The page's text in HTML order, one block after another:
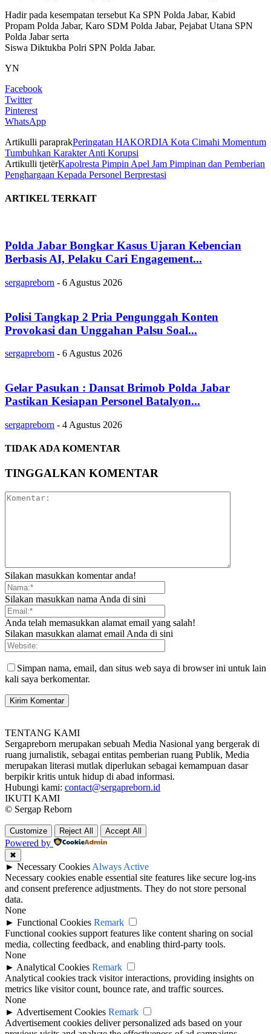
Hadir pada kesempatan tersebut Ka SPN Polda Jabar, Kabid
Propam Polda Jabar, Karo SDM Polda Jabar, Pejabat Utana SPN
Polda Jabar serta
Siswa Diktukba Polri SPN Polda Jabar.
YN
Facebook
Twitter
Pinterest
WhatsApp
Artikulli paraprakPeringatan HAKORDIA Kota Cimahi Momentum
Tumbuhkan Karakter Anti Korupsi
Artikulli tjetërKapolresta Pimpin Apel Jam Pimpinan dan Pemberian
Penghargaan Kepada Personel Berprestasi
ARTIKEL TERKAIT
Polda Jabar Bongkar Kasus Ujaran Kebencian
Berbasis AI, Pelaku Cari Engagement...
sergapreborn - 6 Agustus 2026
Polisi Tangkap 2 Pria Pengunggah Konten
Provokasi dan Unggahan Palsu Soal...
sergapreborn - 6 Agustus 2026
Gelar Pasukan : Dansat Brimob Polda Jabar
Pastikan Kesiapan Personel Batalyon...
sergapreborn - 4 Agustus 2026
TIDAK ADA KOMENTAR
TINGGALKAN KOMENTAR
Silakan masukkan komentar anda!
Silakan masukkan nama Anda di sini
Anda telah memasukkan alamat email yang salah!
Silakan masukkan alamat email Anda di sini
Simpan nama, email, dan situs web saya di browser ini untuk lain
kali saya berkomentar.
TENTANG KAMI
Sergapreborn merupakan sebuah Media Nasional yang bergerak di
ruang jurnalistik, sebagai entitas pemberian ruang Publik, Media
merupakan literasi mutlak diperlukan sebagai kemampuan dasar
berpikir kritis untuk hidup di abad informasi.
Hubungi kami: contact@sergapreborn.id
IKUTI KAMI
© Sergap Reborn
Customize Reject All Accept All
Powered by
✖
► Necessary Cookies Always Active
Necessary cookies enable essential site features like secure log-ins
and consent preference adjustments. They do not store personal
data.
None
► Functional Cookies Remark
Functional cookies support features like content sharing on social
media, collecting feedback, and enabling third-party tools.
None
► Analytical Cookies Remark
Analytical cookies track visitor interactions, providing insights on
metrics like visitor count, bounce rate, and traffic sources.
None
► Advertisement Cookies Remark
Advertisement cookies deliver personalized ads based on your